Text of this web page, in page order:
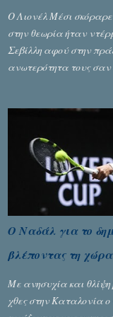
Ο Λιονέλ Μέσι
στην θεωρία ήταν
Σεβίλλη αφού στην
ανωτερότητα τους
Ο Ναδάλ για το
βλέποντας τη
Με ανησυχία και
χθες στην Καταλονία